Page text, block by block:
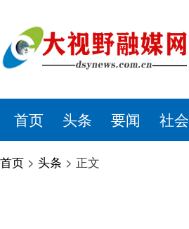
首页 头条 要闻 社会
首页 > 头条 > 正文